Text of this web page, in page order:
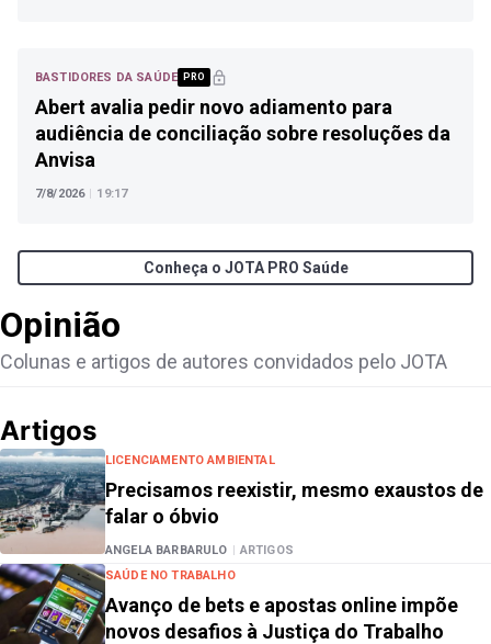
BASTIDORES DA SAÚDE PRO
Abert avalia pedir novo adiamento para
audiência de conciliação sobre resoluções da
Anvisa
7/8/2026 | 19:17
Conheça o JOTA PRO Saúde
Opinião
Colunas e artigos de autores convidados pelo JOTA
Artigos
LICENCIAMENTO AMBIENTAL
Precisamos reexistir, mesmo exaustos de
falar o óbvio
ANGELA BARBARULO | ARTIGOS
SAÚDE NO TRABALHO
Avanço de bets e apostas online impõe
novos desafios à Justiça do Trabalho